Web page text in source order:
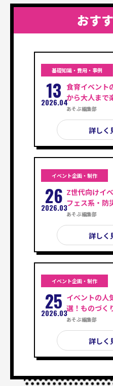
おす
基礎知識・費用・事例
13
2026.04
食育イベント
から大人まで
あそぶ編集部
詳しく
イベント企画・制作
26
2026.03
Z世代向けイ
フェス系・防
あそぶ編集部
詳しく
イベント企画・制作
25
2026.03
イベントの人
選！ものづく
あそぶ編集部
詳しく